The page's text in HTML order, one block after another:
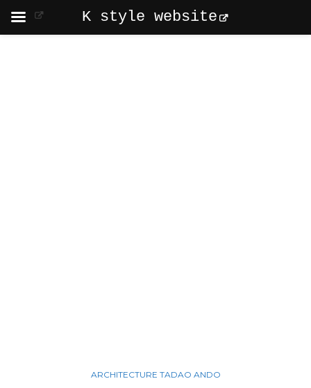
ARCHITECTURE TADAO ANDO
K style website